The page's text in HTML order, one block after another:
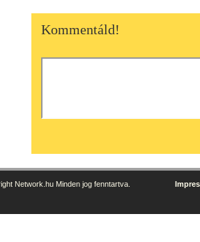
Kommentáld!
Network.hu Minden jog fenntartva.